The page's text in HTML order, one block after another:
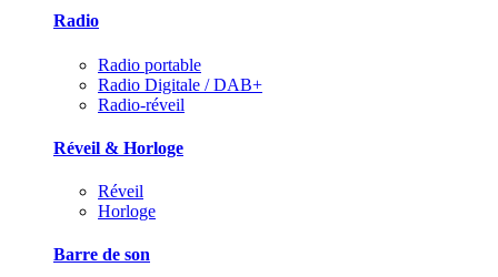
Radio
Radio portable
Radio Digitale / DAB+
Radio-réveil
Réveil & Horloge
Réveil
Horloge
Barre de son